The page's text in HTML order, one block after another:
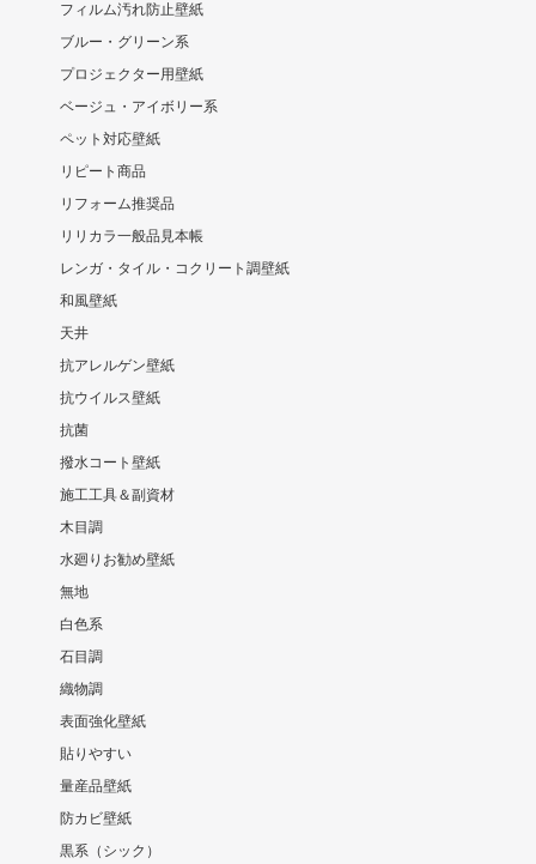
フィルム汚れ防止壁紙
ブルー・グリーン系
プロジェクター用壁紙
ベージュ・アイボリー系
ペット対応壁紙
リピート商品
リフォーム推奨品
リリカラ一般品見本帳
レンガ・タイル・コクリート調壁紙
和風壁紙
天井
抗アレルゲン壁紙
抗ウイルス壁紙
抗菌
撥水コート壁紙
施工工具＆副資材
木目調
水廻りお勧め壁紙
無地
白色系
石目調
織物調
表面強化壁紙
貼りやすい
量産品壁紙
防カビ壁紙
黒系（シック）